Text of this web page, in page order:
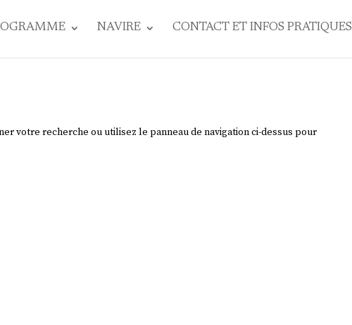
NAVIRE CONTACT ET INFOS PRATIQUES
votre recherche ou utilisez le panneau de navigation ci-dessus pour